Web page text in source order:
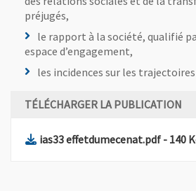
préjugés,
le rapport à la société, qualifié
espace d’engagement,
les incidences sur les
TÉLÉCHARGER LA PUBLICATION
ias33 effetdumecenat.pdf,- 140